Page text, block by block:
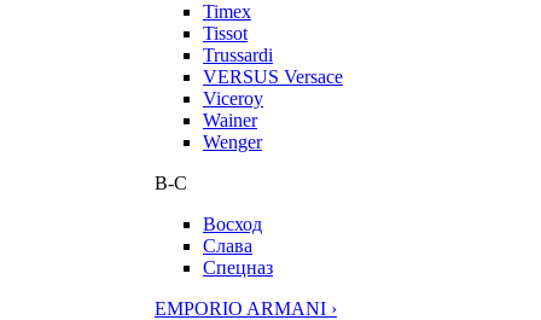
Timex
Tissot
Trussardi
VERSUS Versace
Viceroy
Wainer
Wenger
В-С
Восход
Слава
Спецназ
EMPORIO ARMANI ›